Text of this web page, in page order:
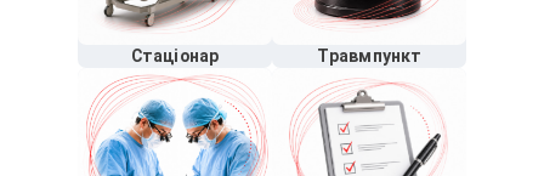
Стаціонар Травмпункт